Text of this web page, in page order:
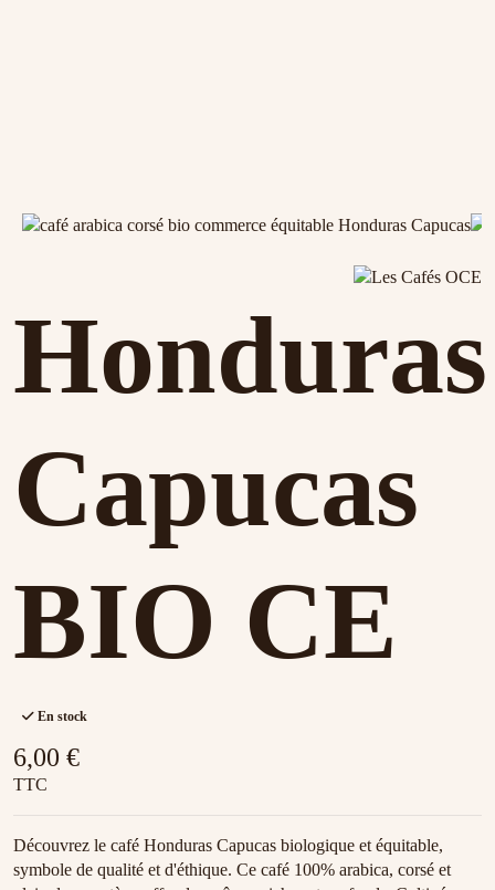
Honduras
Capucas
BIO CE
En stock
6,00 €
TTC
Découvrez le café Honduras Capucas biologique et équitable,
symbole de qualité et d'éthique. Ce café 100% arabica, corsé et